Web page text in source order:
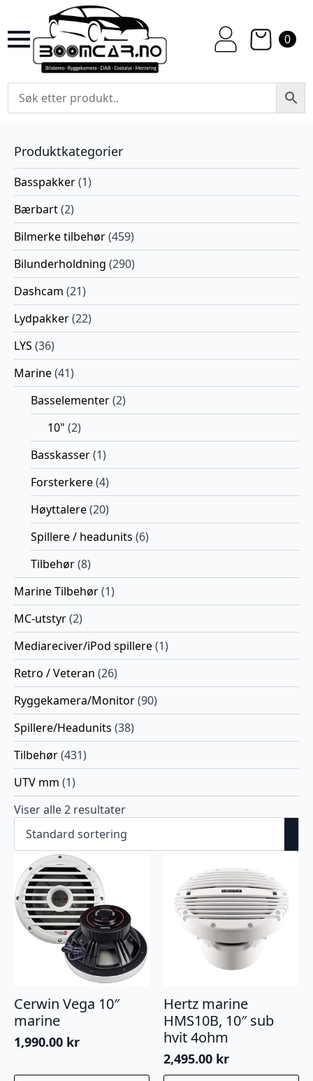
0
Produktkategorier
Basspakker(1)
Bærbart(2)
Bilmerke tilbehør(459)
Bilunderholdning (290)
Dashcam (21)
Lydpakker(22)
LYS (36)
Marine(41)
Basselementer(2)
10" (2)
Basskasser(1)
Forsterkere(4)
Høyttalere(20)
Spillere / headunits (6)
Tilbehør(8)
Marine Tilbehør(1)
MC-utstyr(2)
Mediareciver/iPod spillere(1)
Retro / Veteran (26)
Ryggekamera/Monitor(90)
Spillere/Headunits (38)
Tilbehør(431)
UTV mm (1)
Viser alle 2 resultater
Cerwin Vega 10″
marine
1,990.00 kr
Hertz marine
HMS10B, 10″ sub
hvit 4ohm
2,495.00 kr